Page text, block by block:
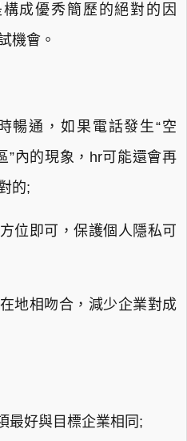
成優秀簡歷的絕對的因
機會。
暢通，如果電話發生“空
”內的現象，hr可能還會再
的;
位即可，保護個人隱私可
地相吻合，減少企業對成
最好與目標企業相同;